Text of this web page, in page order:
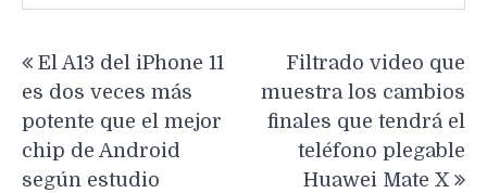
entradas
El A13 del iPhone 11
es dos veces más
potente que el mejor
chip de Android
según estudio
Filtrado video que
muestra los cambios
finales que tendrá el
teléfono plegable
Huawei Mate X